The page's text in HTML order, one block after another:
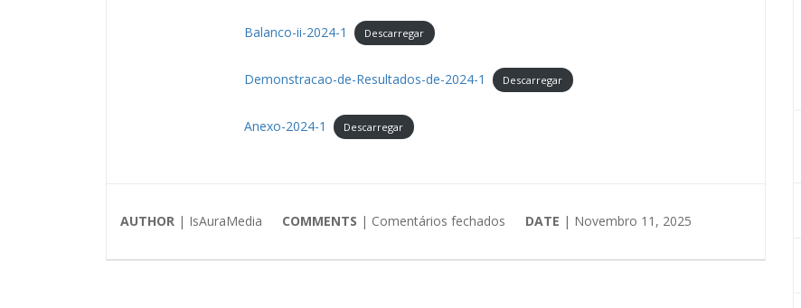
Balanco-ii-2024-1 Descarregar
Demonstracao-de-Resultados-de-2024-1 Descarregar
Anexo-2024-1 Descarregar
AUTHOR | IsAuraMedia COMMENTS | Comentários fechados DATE | Novembro 11, 2025